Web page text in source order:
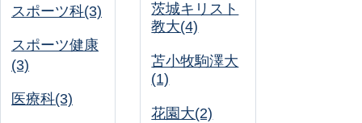
スポーツ科(3)
スポーツ健康
(3)
医療科(3)
茨城キリスト
教大(4)
苫小牧駒澤大
(1)
花園大(2)